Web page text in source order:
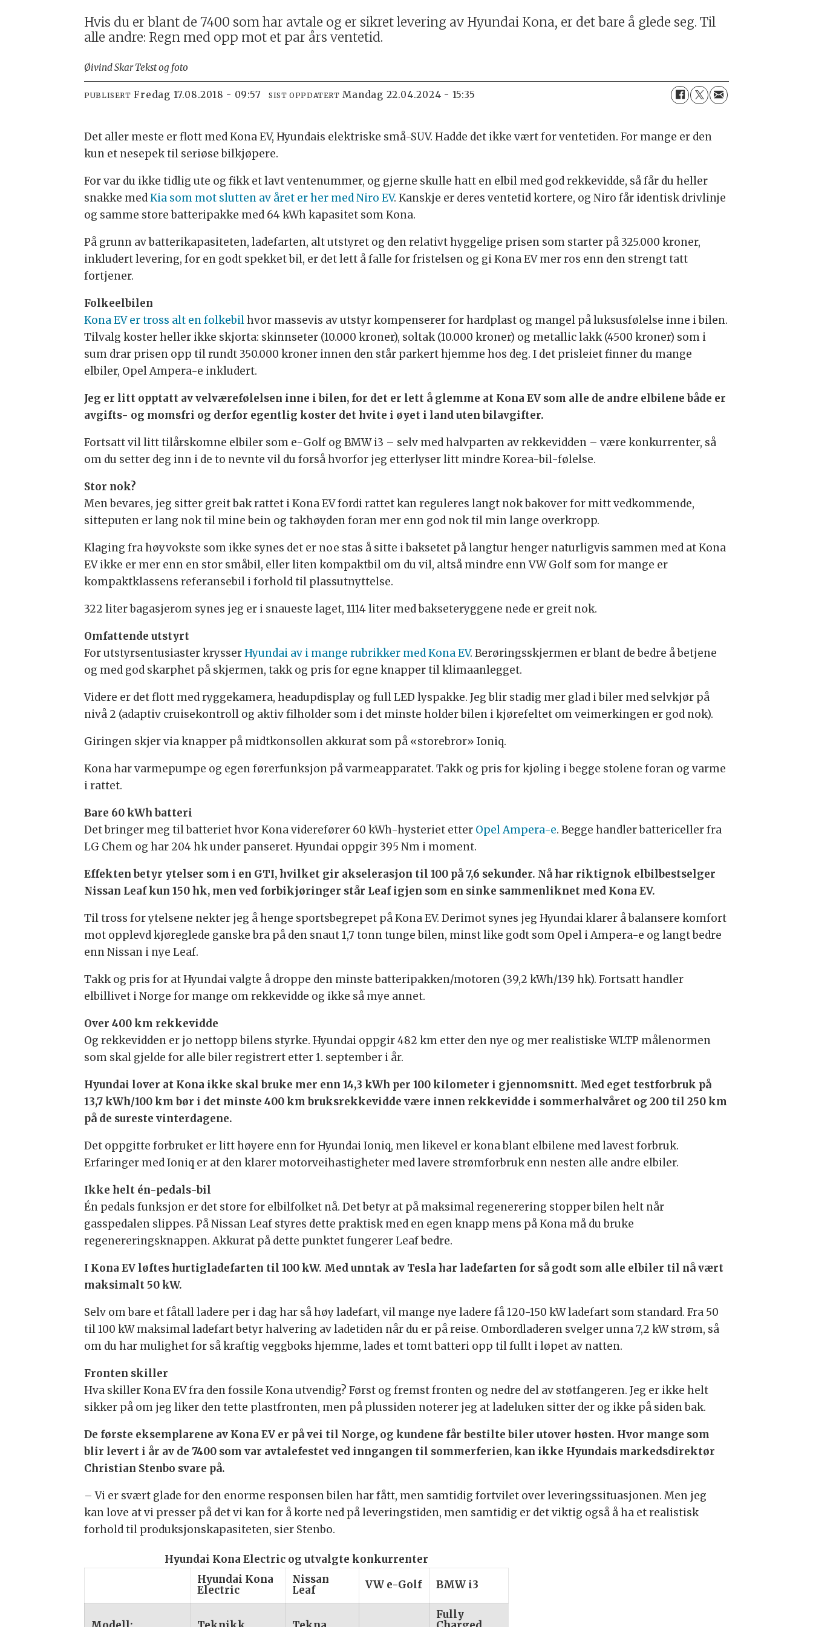
Hvis du er blant de 7400 som har avtale og er sikret levering av Hyundai Kona, er det bare å glede seg. Til
alle andre: Regn med opp mot et par års ventetid.
Øivind Skar Tekst og foto
PUBLISERT fredag 17.08.2018 - 09:57 SIST OPPDATERT mandag 22.04.2024 - 15:35
Det aller meste er flott med Kona EV, Hyundais elektriske små-SUV. Hadde det ikke vært for ventetiden. For mange er den
kun et nesepek til seriøse bilkjøpere.
For var du ikke tidlig ute og fikk et lavt ventenummer, og gjerne skulle hatt en elbil med god rekkevidde, så får du heller
snakke medKia som mot slutten av året er her med Niro EV. Kanskje er deres ventetid kortere, og Niro får identisk drivlinje
og samme store batteripakke med 64 kWh kapasitet som Kona.
På grunn av batterikapasiteten, ladefarten, alt utstyret og den relativt hyggelige prisen som starter på 325.000 kroner,
inkludert levering, for en godt spekket bil, er det lett å falle for fristelsen og gi Kona EV mer ros enn den strengt tatt
fortjener.
Folkeelbilen
Kona EV er tross alt en folkebilhvor massevis av utstyr kompenserer for hardplast og mangel på luksusfølelse inne i bilen.
Tilvalg koster heller ikke skjorta: skinnseter (10.000 kroner), soltak (10.000 kroner) og metallic lakk (4500 kroner) som i
sum drar prisen opp til rundt 350.000 kroner innen den står parkert hjemme hos deg. I det prisleiet finner du mange
elbiler, Opel Ampera-e inkludert.
Jeg er litt opptatt av velværefølelsen inne i bilen, for det er lett å glemme at Kona EV som alle de andre elbilene både er
avgifts- og momsfri og derfor egentlig koster det hvite i øyet i land uten bilavgifter.
Fortsatt vil litt tilårskomne elbiler som e-Golf og BMW i3 – selv med halvparten av rekkevidden – være konkurrenter, så
om du setter deg inn i de to nevnte vil du forså hvorfor jeg etterlyser litt mindre Korea-bil-følelse.
Stor nok?
Men bevares, jeg sitter greit bak rattet i Kona EV fordi rattet kan reguleres langt nok bakover for mitt vedkommende,
sitteputen er lang nok til mine bein og takhøyden foran mer enn god nok til min lange overkropp.
Klaging fra høyvokste som ikke synes det er noe stas å sitte i baksetet på langtur henger naturligvis sammen med at Kona
EV ikke er mer enn en stor småbil, eller liten kompaktbil om du vil, altså mindre enn VW Golf som for mange er
kompaktklassens referansebil i forhold til plassutnyttelse.
322 liter bagasjerom synes jeg er i snaueste laget, 1114 liter med bakseteryggene nede er greit nok.
Omfattende utstyrt
For utstyrsentusiaster krysserHyundai av i mange rubrikker med Kona EV. Berøringsskjermen er blant de bedre å betjene
og med god skarphet på skjermen, takk og pris for egne knapper til klimaanlegget.
Videre er det flott med ryggekamera, headupdisplay og full LED lyspakke. Jeg blir stadig mer glad i biler med selvkjør på
nivå 2 (adaptiv cruisekontroll og aktiv filholder som i det minste holder bilen i kjørefeltet om veimerkingen er god nok).
Giringen skjer via knapper på midtkonsollen akkurat som på «storebror» Ioniq.
Kona har varmepumpe og egen førerfunksjon på varmeapparatet. Takk og pris for kjøling i begge stolene foran og varme
i rattet.
Bare 60 kWh batteri
Det bringer meg til batteriet hvor Kona viderefører 60 kWh-hysteriet etter Opel Ampera-e. Begge handler battericeller fra
LG Chem og har 204 hk under panseret. Hyundai oppgir 395 Nm i moment.
Effekten betyr ytelser som i en GTI, hvilket gir akselerasjon til 100 på 7,6 sekunder. Nå har riktignok elbilbestselger
Nissan Leaf kun 150 hk, men ved forbikjøringer står Leaf igjen som en sinke sammenliknet med Kona EV.
Til tross for ytelsene nekter jeg å henge sportsbegrepet på Kona EV. Derimot synes jeg Hyundai klarer å balansere komfort
mot opplevd kjøreglede ganske bra på den snaut 1,7 tonn tunge bilen, minst like godt som Opel i Ampera-e og langt bedre
enn Nissan i nye Leaf.
Takk og pris for at Hyundai valgte å droppe den minste batteripakken/motoren (39,2 kWh/139 hk). Fortsatt handler
elbillivet i Norge for mange om rekkevidde og ikke så mye annet.
Over 400 km rekkevidde
Og rekkevidden er jo nettopp bilens styrke. Hyundai oppgir 482 km etter den nye og mer realistiske WLTP målenormen
som skal gjelde for alle biler registrert etter 1. september i år.
Hyundai lover at Kona ikke skal bruke mer enn 14,3 kWh per 100 kilometer i gjennomsnitt. Med eget testforbruk på
13,7 kWh/100 km bør i det minste 400 km bruksrekkevidde være innen rekkevidde i sommerhalvåret og 200 til 250 km
på de sureste vinterdagene.
Det oppgitte forbruket er litt høyere enn for Hyundai Ioniq, men likevel er kona blant elbilene med lavest forbruk.
Erfaringer med Ioniq er at den klarer motorveihastigheter med lavere strømforbruk enn nesten alle andre elbiler.
Ikke helt én-pedals-bil
Én pedals funksjon er det store for elbilfolket nå. Det betyr at på maksimal regenerering stopper bilen helt når
gasspedalen slippes. På Nissan Leaf styres dette praktisk med en egen knapp mens på Kona må du bruke
regenereringsknappen. Akkurat på dette punktet fungerer Leaf bedre.
I Kona EV løftes hurtigladefarten til 100 kW. Med unntak av Tesla har ladefarten for så godt som alle elbiler til nå vært
maksimalt 50 kW.
Selv om bare et fåtall ladere per i dag har så høy ladefart, vil mange nye ladere få 120-150 kW ladefart som standard. Fra 50
til 100 kW maksimal ladefart betyr halvering av ladetiden når du er på reise. Ombordladeren svelger unna 7,2 kW strøm, så
om du har mulighet for så kraftig veggboks hjemme, lades et tomt batteri opp til fullt i løpet av natten.
Fronten skiller
Hva skiller Kona EV fra den fossile Kona utvendig? Først og fremst fronten og nedre del av støtfangeren. Jeg er ikke helt
sikker på om jeg liker den tette plastfronten, men på plussiden noterer jeg at ladeluken sitter der og ikke på siden bak.
De første eksemplarene av Kona EV er på vei til Norge, og kundene får bestilte biler utover høsten. Hvor mange som
blir levert i år av de 7400 som var avtalefestet ved inngangen til sommerferien, kan ikke Hyundais markedsdirektør
Christian Stenbo svare på.
– Vi er svært glade for den enorme responsen bilen har fått, men samtidig fortvilet over leveringssituasjonen. Men jeg
kan love at vi presser på det vi kan for å korte ned på leveringstiden, men samtidig er det viktig også å ha et realistisk
forhold til produksjonskapasiteten, sier Stenbo.
Hyundai Kona Electric og utvalgte konkurrenter
Hyundai Kona
Electric
Nissan
Leaf
VW e-Golf BMW i3
Fully